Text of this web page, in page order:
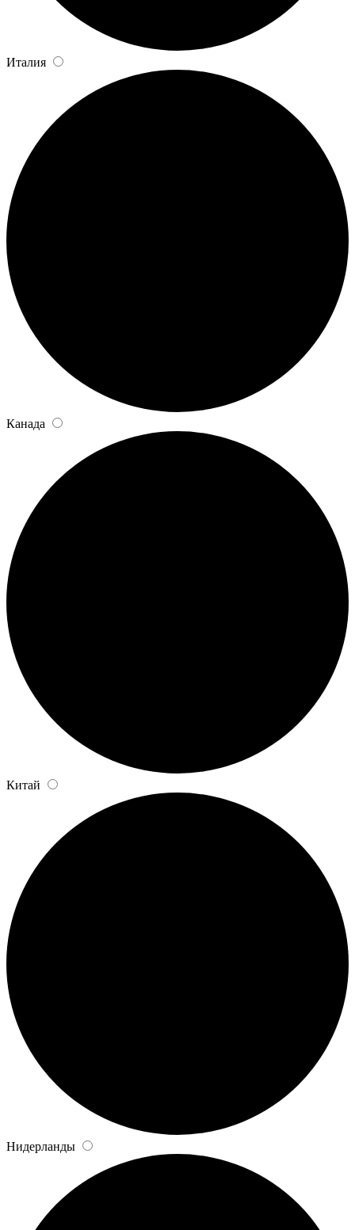
Италия
Канада
Китай
Нидерланды